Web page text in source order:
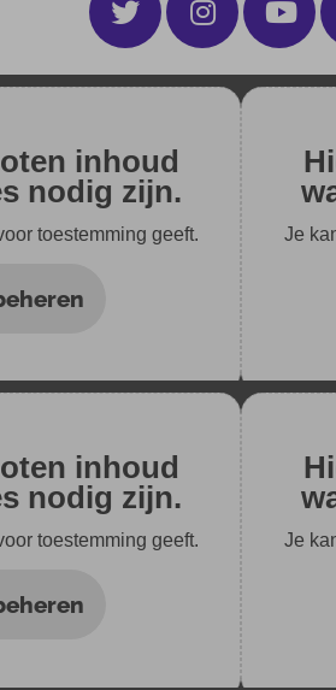
inhoud
nodig zijn.
toestemming geeft. Je
inhoud
nodig zijn.
toestemming geeft. Je